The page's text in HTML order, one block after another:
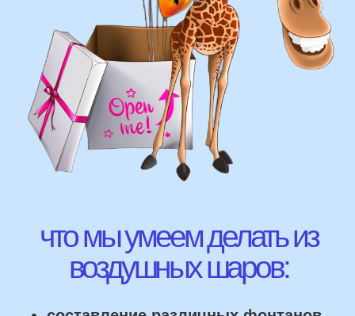
Присылайте картинку, и мы с
удовольствием соберем
похожую композицию!
ВЫСЛАТЬ ФОТО
у вас есть фото шаров, и
вы хотите так же?
НАШИ ГЛАВНЫЕ
ПРЕИМУЩЕСТВА